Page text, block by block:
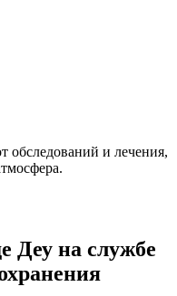
обследований и лечения,
Деу на службе